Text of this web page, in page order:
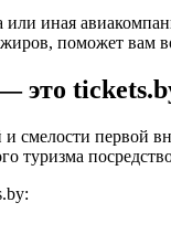
или иная
поможет вам
это
смелости первой
туризма